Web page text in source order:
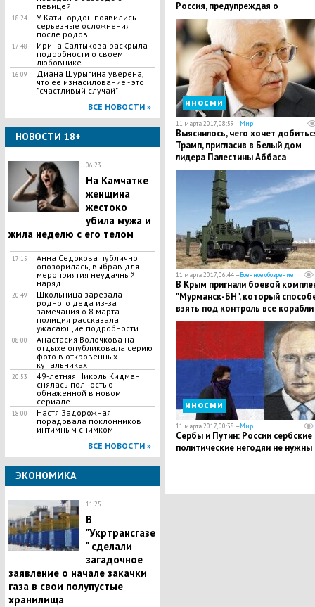
певицей
18:24
У Кати Гордон появились
серьезные осложнения
после родов
17:48
Ирина Салтыкова раскрыла
подробности о своем
любовнике
16:09
Диана Шурыгина уверена,
что ее изнасилование - это
"счастливый случай"
ВСЕ НОВОСТИ »
НОВОСТИ 18+
06:23
На Камчатке
женщина
жестоко
убила мужа и
жила неделю с его телом
17:15
Анна Седокова публично
опозорилась, выбрав для
мероприятия неудачный
наряд
20:49
Школьница зарезала
родного деда из-за
замечания о 8 марта –
полиция рассказала
ужасающие подробности
08:00
Анастасия Волочкова на
отдыхе опубликовала серию
фото в откровенных
купальниках
20:53
49-летняя Николь Кидман
снялась полностью
обнаженной в новом
сериале
18:00
Настя Задорожная
порадовала поклонников
интимным снимком
ВСЕ НОВОСТИ »
ЭКОНОМИКА
11:25
В
"Укртрансгазе
" сделали
загадочное
заявление о начале закачки
газа в свои полупустые
хранилища
Россия, предупреждая о
последствиях
иносми
11 марта 2017, 08:59 —Мир
Выяснилось, чего хочет
Трамп, пригласив в Белый дом
лидера Палестины Аббаса
11 марта 2017, 06:44 —Военное обозрение
В Крым пригнали боевой
"Мурманск-БН", который
взять под контроль все корабли
НАТО в Средиземном море
иносми
11 марта 2017, 00:38 —Мир
Сербы и Путин: России сербские
политические негодяи не нужны